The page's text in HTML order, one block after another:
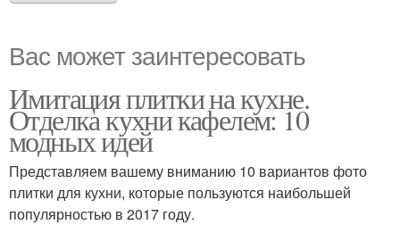
Вас может заинтересовать
Имитация плитки на кухне.
Отделка кухни кафелем: 10
модных идей
Представляем вашему вниманию 10 вариантов фото
плитки для кухни, которые пользуются наибольшей
популярностью в 2017 году.